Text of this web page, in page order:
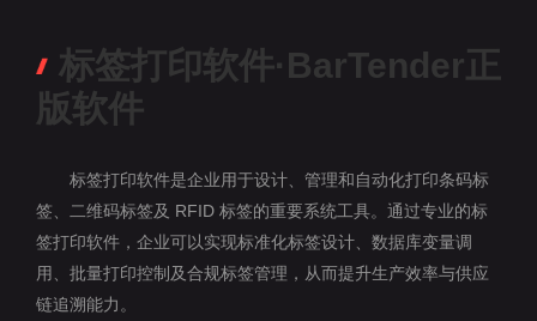
标签打印软件·BarTender正
版软件
标签打印软件是企业用于设计、管理和自动化打印条码标
签、二维码标签及 RFID 标签的重要系统工具。通过专业的标
签打印软件，企业可以实现标准化标签设计、数据库变量调
用、批量打印控制及合规标签管理，从而提升生产效率与供应
链追溯能力。